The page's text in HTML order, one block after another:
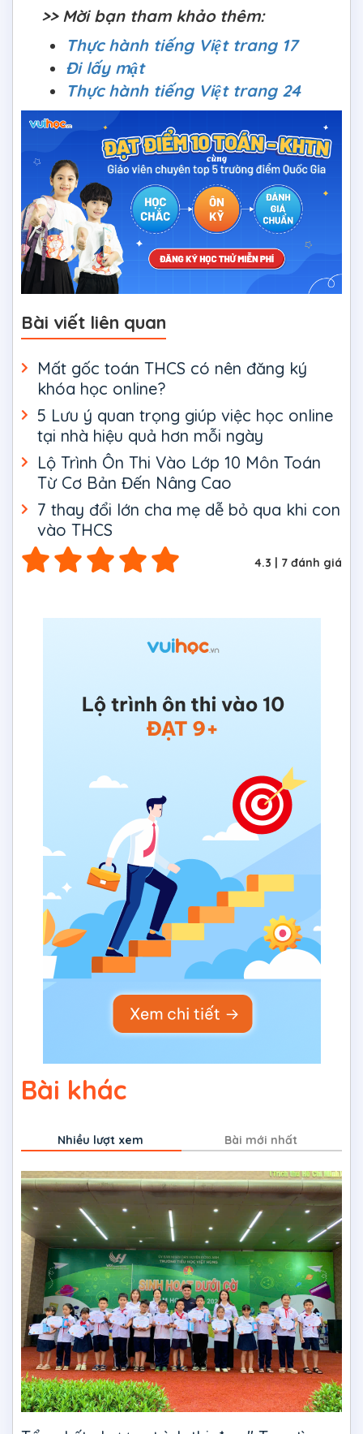
>> Mời bạn tham khảo thêm:
Thực hành tiếng Việt trang 17
Đi lấy mật
Thực hành tiếng Việt trang 24
Bài viết liên quan
Mất gốc toán THCS có nên đăng ký
khóa học online?
5 Lưu ý quan trọng giúp việc học online
tại nhà hiệu quả hơn mỗi ngày
Lộ Trình Ôn Thi Vào Lớp 10 Môn Toán
Từ Cơ Bản Đến Nâng Cao
7 thay đổi lớn cha mẹ dễ bỏ qua khi con
vào THCS
4.3 | 7 đánh giá
Bài khác
Nhiều lượt xem Bài mới nhất